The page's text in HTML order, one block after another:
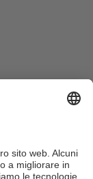
vivere il
alloggi e